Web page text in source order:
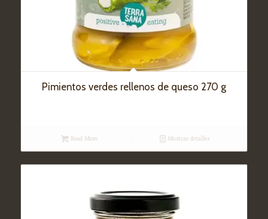
Pimientos verdes rellenos de queso 270 g
Read More Mostrar detalles